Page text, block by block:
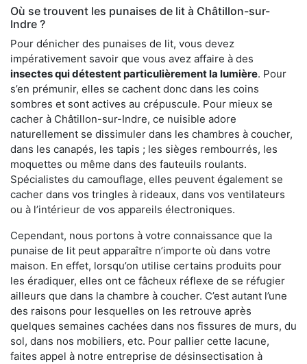
Où se trouvent les punaises de lit à Châtillon-sur-
Indre ?
Pour dénicher des punaises de lit, vous devez
impérativement savoir que vous avez affaire à des
insectes qui détestent particulièrement la lumière. Pour
s’en prémunir, elles se cachent donc dans les coins
sombres et sont actives au crépuscule. Pour mieux se
cacher à Châtillon-sur-Indre, ce nuisible adore
naturellement se dissimuler dans les chambres à coucher,
dans les canapés, les tapis ; les sièges rembourrés, les
moquettes ou même dans des fauteuils roulants.
Spécialistes du camouflage, elles peuvent également se
cacher dans vos tringles à rideaux, dans vos ventilateurs
ou à l’intérieur de vos appareils électroniques.
Cependant, nous portons à votre connaissance que la
punaise de lit peut apparaître n’importe où dans votre
maison. En effet, lorsqu’on utilise certains produits pour
les éradiquer, elles ont ce fâcheux réflexe de se réfugier
ailleurs que dans la chambre à coucher. C’est autant l’une
des raisons pour lesquelles on les retrouve après
quelques semaines cachées dans nos fissures de murs, du
sol, dans nos mobiliers, etc. Pour pallier cette lacune,
faites appel à notre entreprise de désinsectisation à